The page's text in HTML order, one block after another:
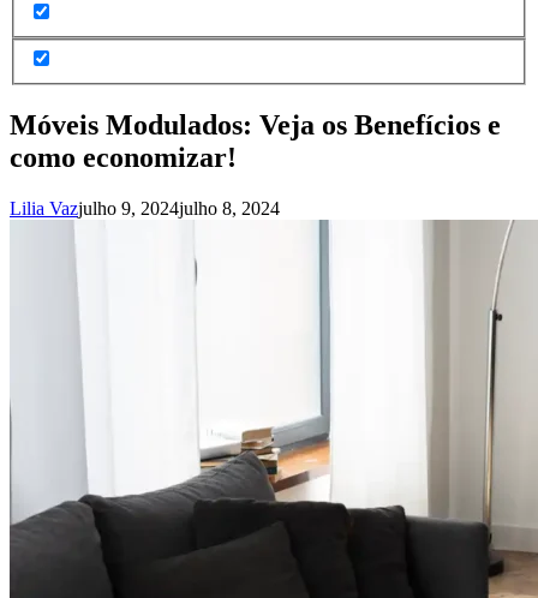
Móveis Modulados: Veja os Benefícios e
como economizar!
Lilia Vazjulho 9, 2024julho 8, 2024